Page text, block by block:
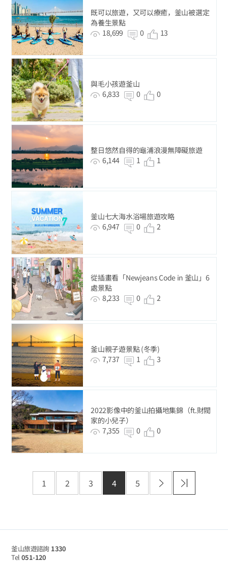
既可以旅遊，又可以療癒，釜山被選定
為養生景點
18,699
0 13
與毛小孩遊釜山
6,833
0 0
整日悠然自得的龜浦浪漫無障礙旅遊
6,144
1 1
釜山七大海水浴場旅遊攻略
6,947
0 2
從插畫看「Newjeans Code in 釜山」6
處景點
8,233
0 2
釜山親子遊景點 (冬季)
7,737
1 3
2022影像中的釜山拍攝地集錦（ft.財閥
家的小兒子）
7,355
0 0
1 2 3 4 5
釜山旅遊諮詢 1330
Tel 051-120